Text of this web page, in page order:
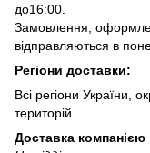
до16:00.
Замовлення,
відправляються в
Регіони доставки:
Всі регіони України,
територій.
Доставка компанією